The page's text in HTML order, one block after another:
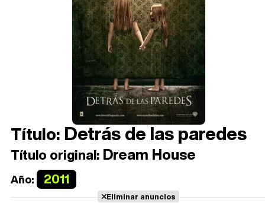
Título: Detrás de las paredes
Título original: Dream House
Año: 2011
Eliminar anuncios